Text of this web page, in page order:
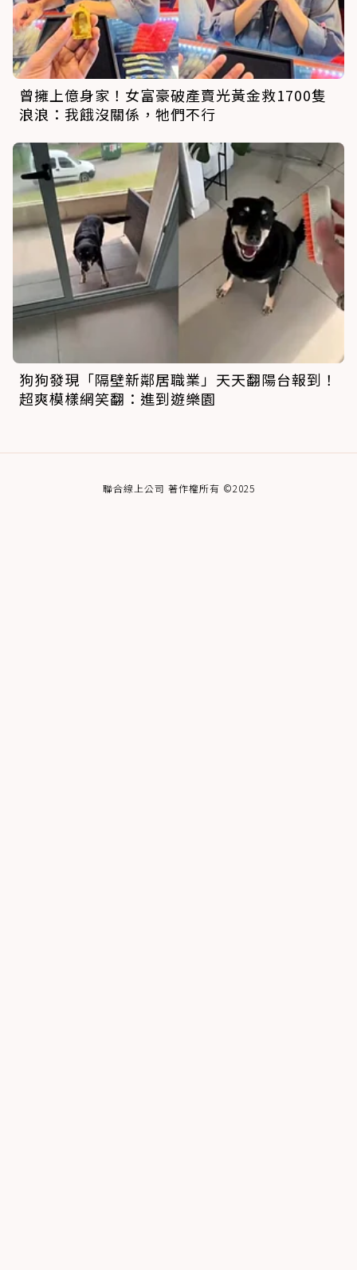
曾擁上億身家！女富豪破產賣光黃金救1700隻
浪浪：我餓沒關係，牠們不行
狗狗發現「隔壁新鄰居職業」天天翻陽台報到！
超爽模樣網笑翻：進到遊樂園
聯合線上公司 著作權所有 ©2025